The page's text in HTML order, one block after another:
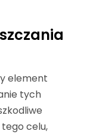
element
tych
tego celu,